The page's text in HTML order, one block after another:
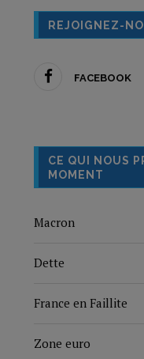
REJOIGNEZ-
FACEBOOK
CE QUI NOUS
MOMENT
Macron
Dette
France en Faillite
Zone euro